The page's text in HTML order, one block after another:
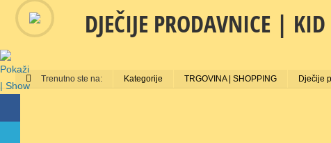
DJEČIJE PRODAVNICE | KID
Trenutno ste na: Kategorije TRGOVINA | SHOPPING Dječije